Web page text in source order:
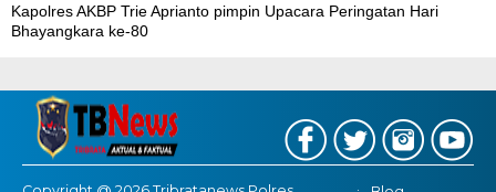
Kapolres AKBP Trie Aprianto pimpin Upacara Peringatan Hari
Bhayangkara ke-80